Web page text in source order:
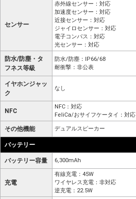
センサー
赤外線センサー：対応
加速度センサー：対応
近接センサー：対応
ジャイロセンサー：対応
電子コンパス：対応
光センサー：対応
防水/防塵・タ
フネス等級
防水/防塵：IP66/68
耐衝撃：非公表
イヤホンジャッ
ク
なし
NFC
NFC：対応
FeliCa/おサイフケータイ：対応
その他機能 デュアルスピーカー
バッテリー
バッテリー容量 6,300mAh
充電
有線充電：45W
ワイヤレス充電：非対応
逆充電：22.5W